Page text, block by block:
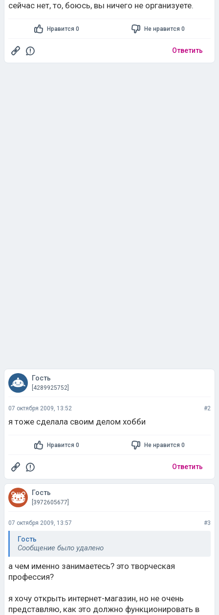
сейчас нет, то, боюсь, вы ничего не организуете.
Нравится 0 Не нравится 0
Ответить
Гость
[4289925752]
07 октября 2009, 13:52 #2
я тоже сделала своим делом хобби
Нравится 0 Не нравится 0
Ответить
Гость
[3972605677]
07 октября 2009, 13:57 #3
Гость
Сообщение было удалено
а чем именно занимаетесь? это творческая
профессия?
я хочу открыть интернет-магазин, но не очень
представляю, как это должно функционировать в